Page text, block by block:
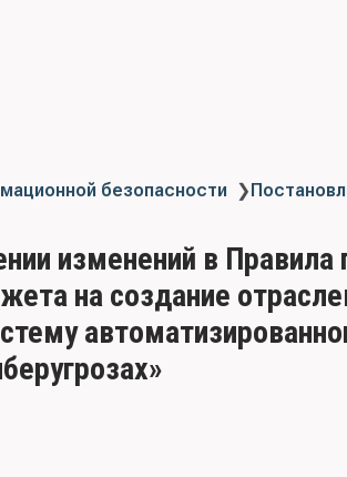
безопасности ❯
изменений в Правила
на создание